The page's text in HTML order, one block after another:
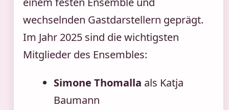
wechselnden Gastdarstellern geprägt.
Im Jahr 2025 sind die wichtigsten
Mitglieder des Ensembles:
Simone Thomalla als Katja
Baumann